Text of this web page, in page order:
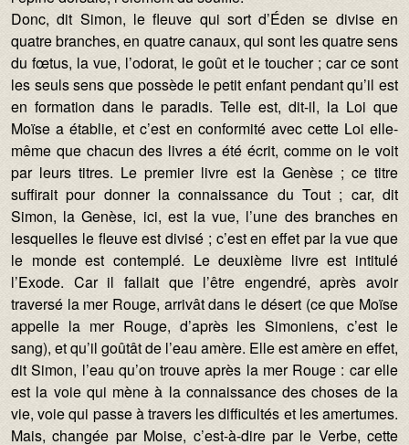
Donc, dit Simon, le fleuve qui sort d’Éden se divise en
quatre branches, en quatre canaux, qui sont les quatre sens
du fœtus, la vue, l’odorat, le goût et le toucher ; car ce sont
les seuls sens que possède le petit enfant pendant qu’il est
en formation dans le paradis. Telle est, dit-il, la Loi que
Moïse a établie, et c’est en conformité avec cette Loi elle-
même que chacun des livres a été écrit, comme on le voit
par leurs titres. Le premier livre est la Genèse ; ce titre
suffirait pour donner la connaissance du Tout ; car, dit
Simon, la Genèse, ici, est la vue, l’une des branches en
lesquelles le fleuve est divisé ; c’est en effet par la vue que
le monde est contemplé. Le deuxième livre est intitulé
l’Exode. Car il fallait que l’être engendré, après avoir
traversé la mer Rouge, arrivât dans le désert (ce que Moïse
appelle la mer Rouge, d’après les Simoniens, c’est le
sang), et qu’il goûtât de l’eau amère. Elle est amère en effet,
dit Simon, l’eau qu’on trouve après la mer Rouge : car elle
est la voie qui mène à la connaissance des choses de la
vie, voie qui passe à travers les difficultés et les amertumes.
Mais, changée par Moise, c’est-à-dire par le Verbe, cette